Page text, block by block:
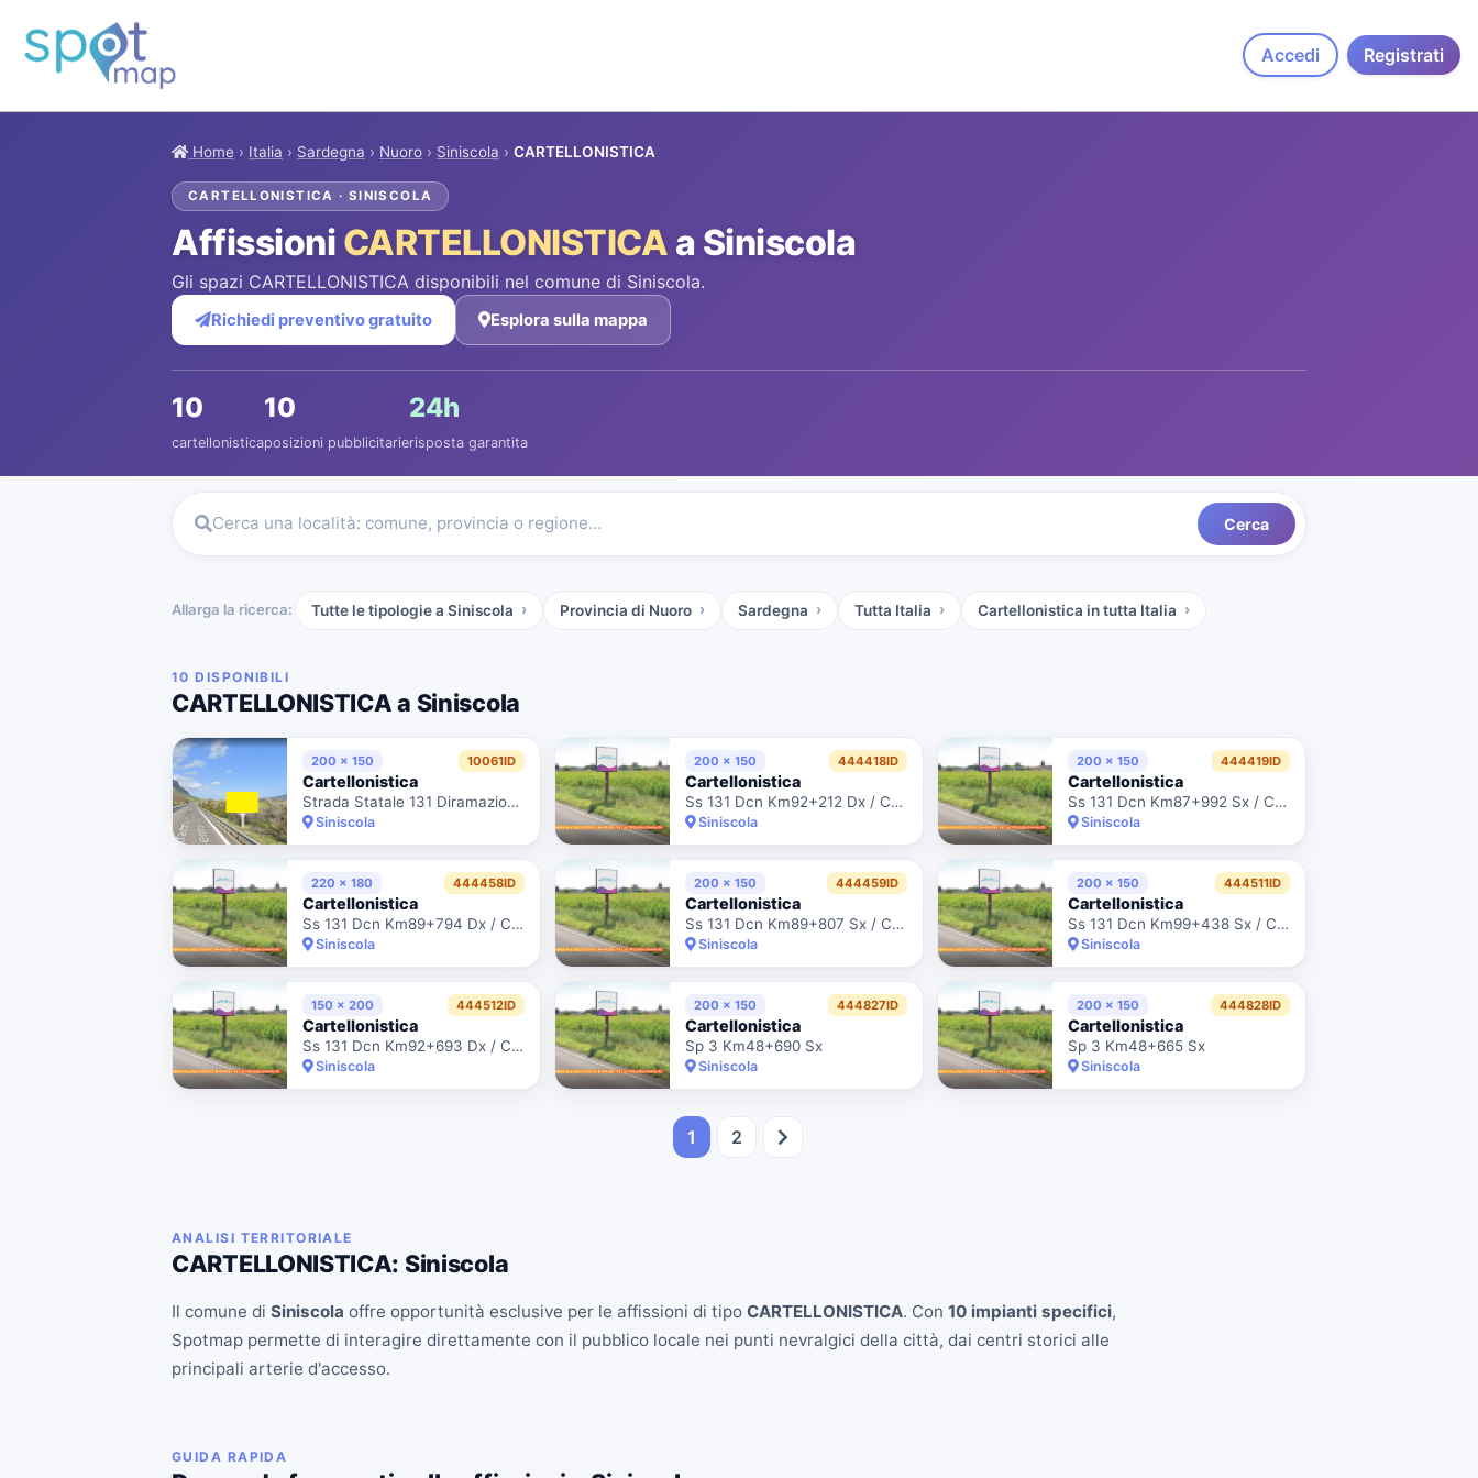
Accedi Registrati
Home › Italia › Sardegna › Nuoro › Siniscola › CARTELLONISTICA
CARTELLONISTICA · SINISCOLA
Affissioni CARTELLONISTICA a Siniscola
Gli spazi CARTELLONISTICA disponibili nel comune di Siniscola.
Richiedi preventivo gratuito Esplora sulla mappa
10
cartellonistica
10
posizioni pubblicitarie
24h
risposta garantita
Cerca una località: comune, provincia o regione… Cerca
Allarga la ricerca: Tutte le tipologie a Siniscola Provincia di Nuoro Sardegna Tutta Italia Cartellonistica in tutta Italia
10 DISPONIBILI
CARTELLONISTICA a Siniscola
200 x 150 10061ID
Cartellonistica
Strada Statale 131 Diramazione Centrale Nuorese Km 89+550 Dx
Siniscola
200 x 150 444418ID
Cartellonistica
Ss 131 Dcn Km92+212 Dx / Ctr. Anas 8/66173 Scheda 4297
Siniscola
200 x 150 444419ID
Cartellonistica
Ss 131 Dcn Km87+992 Sx / Ctr. Anas 8/66175 Scheda 4289
Siniscola
220 x 180 444458ID
Cartellonistica
Ss 131 Dcn Km89+794 Dx / Ctr. Anas 8/66029 Scheda 9236
Siniscola
200 x 150 444459ID
Cartellonistica
Ss 131 Dcn Km89+807 Sx / Ctr. Anas 8/66027 Scheda 9235
Siniscola
200 x 150 444511ID
Cartellonistica
Ss 131 Dcn Km99+438 Sx / Ctr. Anas 8/66167 Scheda 4308
Siniscola
150 x 200 444512ID
Cartellonistica
Ss 131 Dcn Km92+693 Dx / Ctr. Anas 8/66172 Scheda 4299
Siniscola
200 x 150 444827ID
Cartellonistica
Sp 3 Km48+690 Sx
Siniscola
200 x 150 444828ID
Cartellonistica
Sp 3 Km48+665 Sx
Siniscola
1 2
ANALISI TERRITORIALE
CARTELLONISTICA: Siniscola
Il comune di Siniscola offre opportunità esclusive per le affissioni di tipo CARTELLONISTICA. Con 10 impianti specifici,
Spotmap permette di interagire direttamente con il pubblico locale nei punti nevralgici della città, dai centri storici alle
principali arterie d'accesso.
GUIDA RAPIDA